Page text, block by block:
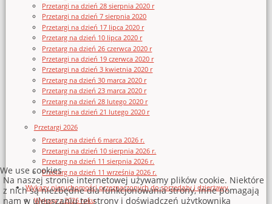
Przetargi na dzień 28 sierpnia 2020 r
Przetargi na dzień 7 sierpnia 2020
Przetargi na dzień 17 lipca 2020 r
Przetarg na dzień 10 lipca 2020 r
Przetarg na dzień 26 czerwca 2020 r
Przetargi na dzień 19 czerwca 2020 r
Przetargi na dzień 3 kwietnia 2020 r
Przetarg na dzień 30 marca 2020 r
Przetarg na dzień 23 marca 2020 r
Przetarg na dzień 28 lutego 2020 r
Przetargi na dzień 21 lutego 2020 r
Przetargi 2026
Przetarg na dzień 6 marca 2026 r.
Przetargi na dzień 10 sierpnia 2026 r.
Przetarg na dzień 11 sierpnia 2026 r.
Przetarg na dzień 11 września 2026 r.
Wykazy nieruchomości przeznaczonych do sprzedaży i dzierżawy
Wykazy z 2026 roku
We use cookies
Na naszej stronie internetowej używamy plików cookie. Niektóre
z nich są niezbędne dla funkcjonowania strony, inne pomagają
nam w ulepszaniu tej strony i doświadczeń użytkownika